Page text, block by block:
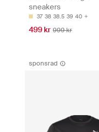
sneakers
37 38 38.5 39 40
499 kr 999 kr
sponsrad